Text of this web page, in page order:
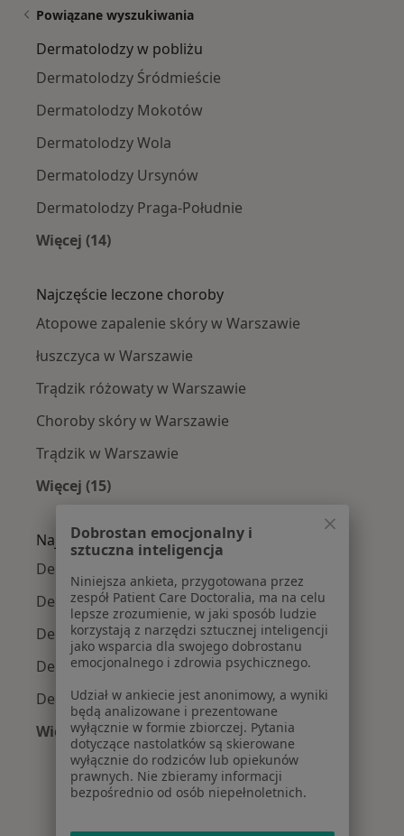
Powiązane wyszukiwania
Dermatolodzy w pobliżu
Dermatolodzy Śródmieście
Dermatolodzy Mokotów
Dermatolodzy Wola
Dermatolodzy Ursynów
Dermatolodzy Praga-Południe
Więcej (14)
Najczęście leczone choroby
Atopowe zapalenie skóry w Warszawie
łuszczyca w Warszawie
Trądzik różowaty w Warszawie
Choroby skóry w Warszawie
Trądzik w Warszawie
Więcej (15)
Najpopularniejsze ubezpieczenia
Dermatolodzy z Medicover w Warszawie
Dermatolodzy z Allianz w Warszawie
Dermatolodzy z INTER Polska w Warszawie
Dermatolodzy z Signal Iduna w Warszawie
Dermatolodzy z Compensa w Warszawie
Więcej (10)
Więcej w kategorii: Najpopularniejsze
Dobrostan emocjonalny i
sztuczna inteligencja
Niniejsza ankieta, przygotowana przez
zespół Patient Care Doctoralia, ma na celu
lepsze zrozumienie, w jaki sposób ludzie
korzystają z narzędzi sztucznej inteligencji
jako wsparcia dla swojego dobrostanu
emocjonalnego i zdrowia psychicznego.
Udział w ankiecie jest anonimowy, a wyniki
będą analizowane i prezentowane
wyłącznie w formie zbiorczej. Pytania
dotyczące nastolatków są skierowane
wyłącznie do rodziców lub opiekunów
prawnych. Nie zbieramy informacji
bezpośrednio od osób niepełnoletnich.